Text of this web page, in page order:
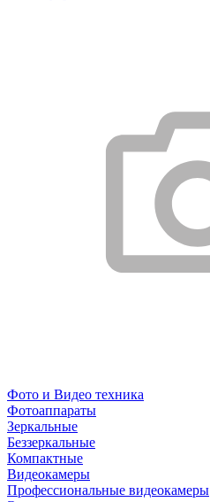
Фото и Видео техника
Фотоаппараты
Зеркальные
Беззеркальные
Компактные
Видеокамеры
Профессиональные видеокамеры